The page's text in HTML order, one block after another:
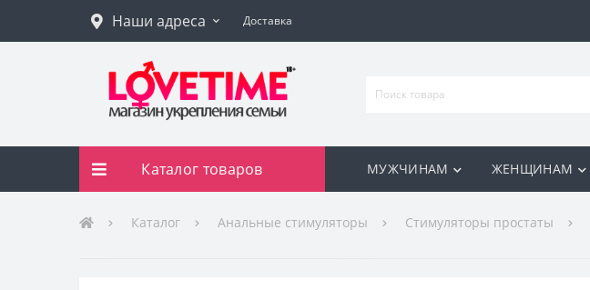
Наши адреса Доставка
Каталог товаров МУЖЧИНАМ ЖЕНЩИНАМ
Каталог Анальные стимуляторы Стимуляторы простаты